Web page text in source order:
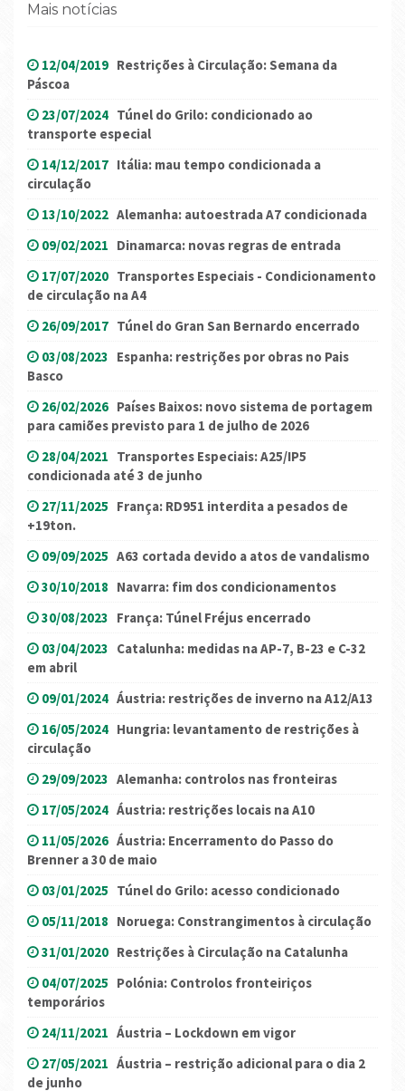
Mais notícias
12/04/2019 Restrições à Circulação: Semana da
Páscoa
23/07/2024 Túnel do Grilo: condicionado ao
transporte especial
14/12/2017 Itália: mau tempo condicionada a
circulação
13/10/2022 Alemanha: autoestrada A7 condicionada
09/02/2021 Dinamarca: novas regras de entrada
17/07/2020 Transportes Especiais - Condicionamento
de circulação na A4
26/09/2017 Túnel do Gran San Bernardo encerrado
03/08/2023 Espanha: restrições por obras no Pais
Basco
26/02/2026 Países Baixos: novo sistema de portagem
para camiões previsto para 1 de julho de 2026
28/04/2021 Transportes Especiais: A25/IP5
condicionada até 3 de junho
27/11/2025 França: RD951 interdita a pesados de
+19ton.
09/09/2025 A63 cortada devido a atos de vandalismo
30/10/2018 Navarra: fim dos condicionamentos
30/08/2023 França: Túnel Fréjus encerrado
03/04/2023 Catalunha: medidas na AP-7, B-23 e C-32
em abril
09/01/2024 Áustria: restrições de inverno na A12/A13
16/05/2024 Hungria: levantamento de restrições à
circulação
29/09/2023 Alemanha: controlos nas fronteiras
17/05/2024 Áustria: restrições locais na A10
11/05/2026 Áustria: Encerramento do Passo do
Brenner a 30 de maio
03/01/2025 Túnel do Grilo: acesso condicionado
05/11/2018 Noruega: Constrangimentos à circulação
31/01/2020 Restrições à Circulação na Catalunha
04/07/2025 Polónia: Controlos fronteiriços
temporários
24/11/2021 Áustria – Lockdown em vigor
27/05/2021 Áustria – restrição adicional para o dia 2
de junho